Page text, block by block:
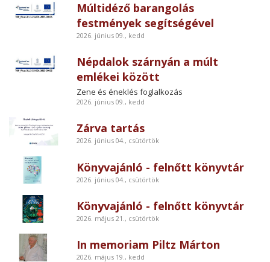
Múltidéző barangolás
festmények segítségével
2026. június 09., kedd
Népdalok szárnyán a múlt
emlékei között
Zene és éneklés foglalkozás
2026. június 09., kedd
Zárva tartás
2026. június 04., csütörtök
Könyvajánló - felnőtt könyvtár
2026. június 04., csütörtök
Könyvajánló - felnőtt könyvtár
2026. május 21., csütörtök
In memoriam Piltz Márton
2026. május 19., kedd